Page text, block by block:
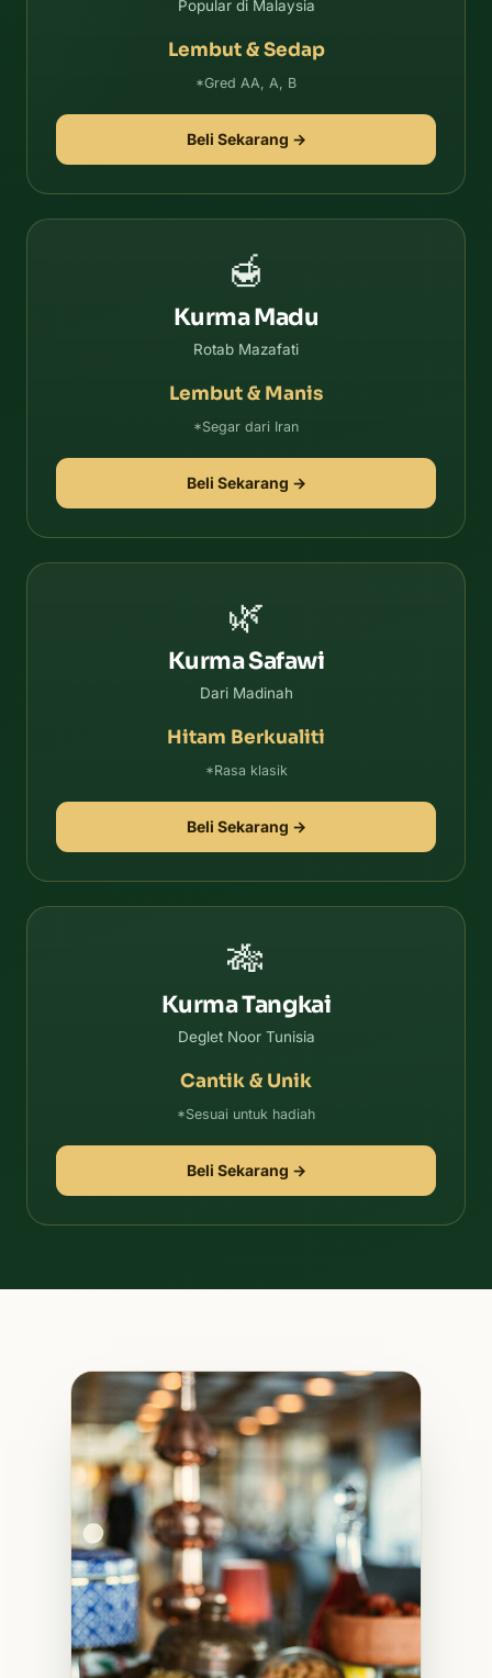
Popular di Malaysia
Lembut & Sedap
*Gred AA, A, B
Beli Sekarang →
🍯
Kurma Madu
Rotab Mazafati
Lembut & Manis
*Segar dari Iran
Beli Sekarang →
🌿
Kurma Safawi
Dari Madinah
Hitam Berkualiti
*Rasa klasik
Beli Sekarang →
🎋
Kurma Tangkai
Deglet Noor Tunisia
Cantik & Unik
*Sesuai untuk hadiah
Beli Sekarang →